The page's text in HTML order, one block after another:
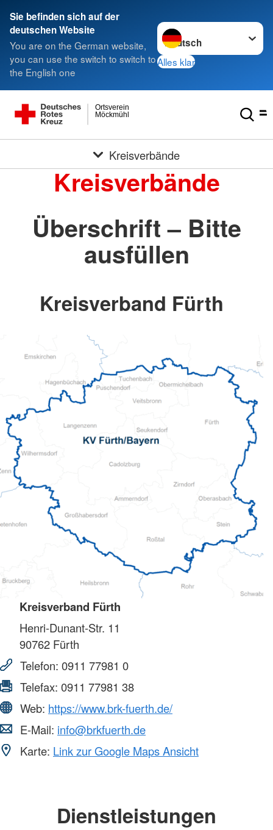
Sie befinden sich auf der
deutschen Website
You are on the German website,
you can use the switch to switch to
the English one
Sprache wechseln zu
Alles klar
Möckmühl
Ortsverein
Kreisverbände
Kreisverbände
Überschrift – Bitte
ausfüllen
Kreisverband Fürth
Kreisverband Fürth
Henri-Dunant-Str. 11
90762 Fürth
Telefon: 0911 77981 0
Telefax: 0911 77981 38
Web: https://www.brk-fuerth.de/
E-Mail: info@brkfuerth.de
Karte: Link zur Google Maps Ansicht
Dienstleistungen